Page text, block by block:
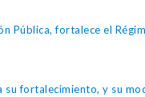
Pública, fortalece el
su fortalecimiento, y su